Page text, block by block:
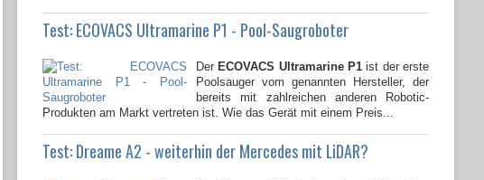
Test: ECOVACS Ultramarine P1 - Pool-Saugroboter
Der ECOVACS Ultramarine P1 ist der erste
Poolsauger vom genannten Hersteller, der
bereits mit zahlreichen anderen Robotic-
Produkten am Markt vertreten ist. Wie das Gerät mit einem Preis...
Test: Dreame A2 - weiterhin der Mercedes mit LiDAR?